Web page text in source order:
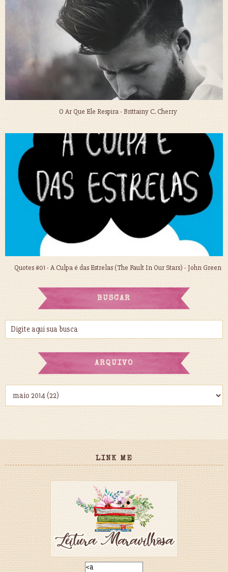
O Ar Que Ele Respira - Brittainy C. Cherry
Quotes #01 - A Culpa é das Estrelas (The Fault In Our Stars) - John Green
BUSCAR
ARQUIVO
LINK ME